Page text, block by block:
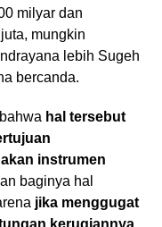
milyar dan
mungkin
lebih Sugeh
bercanda.
hal tersebut
instrumen
baginya hal
jika menggugat
kerugiannya.